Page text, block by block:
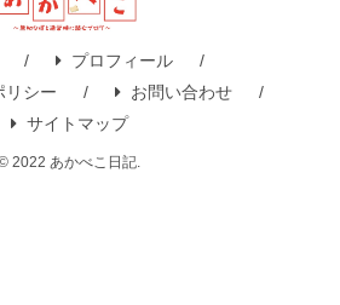
プロフィール
リシー
お問い合わせ
サイトマップ
2022 あかべこ日記.